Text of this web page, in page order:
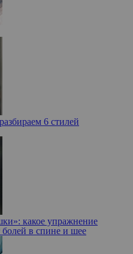
6 стилей
какое упражнение
болей в спине и шее